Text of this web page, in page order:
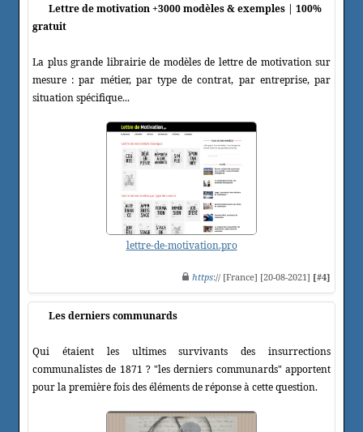
Lettre de motivation +3000 modèles & exemples | 100%
gratuit
La plus grande librairie de modèles de lettre de motivation sur
mesure : par métier, par type de contrat, par entreprise, par
situation spécifique...
lettre-de-motivation.pro
https:// [France] [20-08-2021] [#4]
Les derniers communards
Qui étaient les ultimes survivants des insurrections
communalistes de 1871 ? "les derniers communards" apportent
pour la première fois des éléments de réponse à cette question.